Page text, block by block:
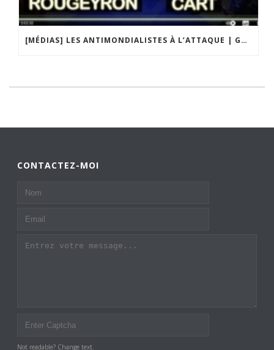
[MÉDIAS] LES ANTIMONDIALISTES À L’ATTAQUE | GRAND DÉBAT DE BRISTO LIBERTÉS
CONTACTEZ-MOI
Not readable? Change text.